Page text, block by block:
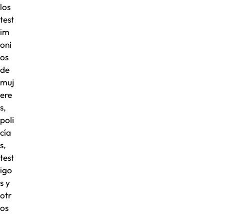
los
test
im
oni
os
de
muj
ere
s,
poli
cía
s,
test
igo
s y
otr
os